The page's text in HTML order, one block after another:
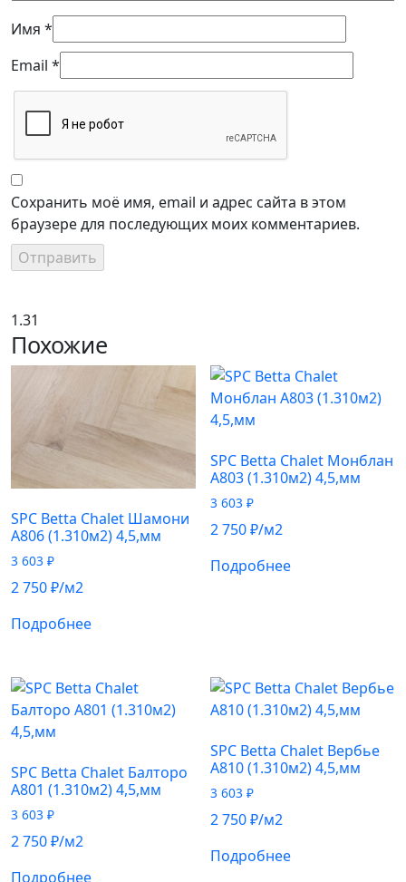
Имя *
Email *
Сохранить моё имя, email и адрес сайта в этом
браузере для последующих моих комментариев.
1.31
Похожие
SPC Betta Chalet Шамони
A806 (1.310м2) 4,5,мм
3 603 ₽
2 750₽/м2
Подробнее
SPC Betta Chalet Монблан
A803 (1.310м2) 4,5,мм
3 603₽
2 750₽/м2
Подробнее
SPC Betta Chalet Балторо
A801 (1.310м2) 4,5,мм
3 603 ₽
2 750₽/м2
Подробнее
SPC Betta Chalet Вербье
A810 (1.310м2) 4,5,мм
3 603₽
2 750₽/м2
Подробнее